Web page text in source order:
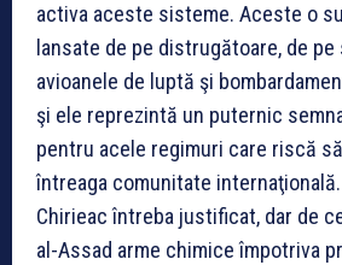
activa aceste sisteme. Aceste o
lansate de pe distrugătoare, de
avioanele de luptă şi
şi ele reprezintă un puternic
pentru acele regimuri care riscă
întreaga comunitate
Chirieac întreba justificat, dar de
al-Assad arme chimice împotriva